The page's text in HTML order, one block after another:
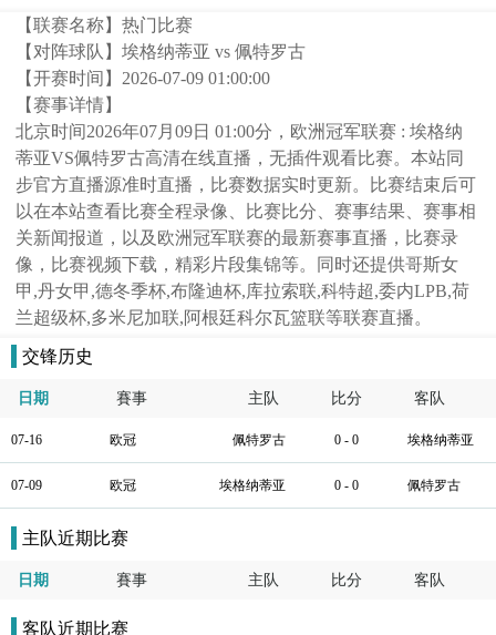
【联赛名称】热门比赛
【对阵球队】埃格纳蒂亚 vs 佩特罗古
【开赛时间】 2026-07-09 01:00:00
【赛事详情】
北京时间2026年07月09日 01:00分，欧洲冠军联赛 : 埃格纳
蒂亚VS佩特罗古高清在线直播，无插件观看比赛。本站同
步官方直播源准时直播，比赛数据实时更新。比赛结束后可
以在本站查看比赛全程录像、比赛比分、赛事结果、赛事相
关新闻报道，以及欧洲冠军联赛的最新赛事直播，比赛录
像，比赛视频下载，精彩片段集锦等。同时还提供哥斯女
甲,丹女甲,德冬季杯,布隆迪杯,库拉索联,科特超,委内LPB,荷
兰超级杯,多米尼加联,阿根廷科尔瓦篮联等联赛直播。
交锋历史
日期 賽事 主队 比分 客队
07-16 欧冠 佩特罗古 0 - 0 埃格纳蒂亚
07-09 欧冠 埃格纳蒂亚 0 - 0 佩特罗古
主队近期比赛
日期 賽事 主队 比分 客队
客队近期比赛